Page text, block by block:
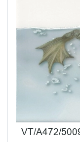
VT/A472/